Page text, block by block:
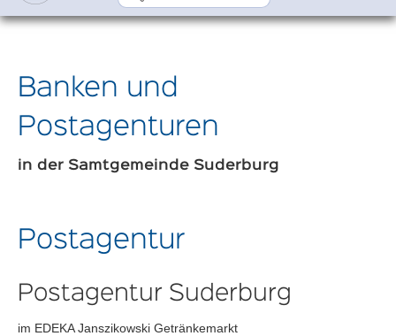
Banken und
Postagenturen
in der Samtgemeinde Suderburg
Postagentur
Postagentur Suderburg
im EDEKA Janszikowski Getränkemarkt